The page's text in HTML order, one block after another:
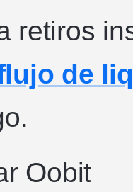
retiros
de
Oobit